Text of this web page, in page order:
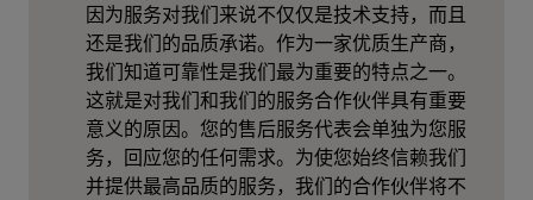
因为服务对我们来说不仅仅是技术支持，而且
还是我们的品质承诺。作为一家优质生产商，
我们知道可靠性是我们最为重要的特点之一。
这就是对我们和我们的服务合作伙伴具有重要
意义的原因。您的售后服务代表会单独为您服
务，回应您的任何需求。为使您始终信赖我们
并提供最高品质的服务，我们的合作伙伴将不